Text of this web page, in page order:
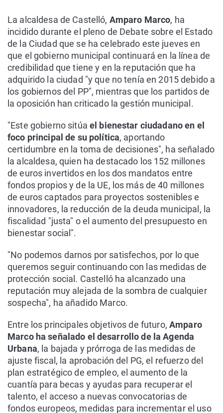
La alcaldesa de Castelló, Amparo Marco, ha
incidido durante el pleno de Debate sobre el Estado
de la Ciudad que se ha celebrado este jueves en
que el gobierno municipal continuará en la línea de
credibilidad que tiene y en la reputación que ha
adquirido la ciudad "y que no tenía en 2015 debido a
los gobiernos del PP", mientras que los partidos de
la oposición han criticado la gestión municipal.
"Este gobierno sitúa el bienestar ciudadano en el
foco principal de su política, aportando
certidumbre en la toma de decisiones", ha señalado
la alcaldesa, quien ha destacado los 152 millones
de euros invertidos en los dos mandatos entre
fondos propios y de la UE, los más de 40 millones
de euros captados para proyectos sostenibles e
innovadores, la reducción de la deuda municipal, la
fiscalidad "justa" o el aumento del presupuesto en
bienestar social".
"No podemos darnos por satisfechos, por lo que
queremos seguir continuando con las medidas de
protección social. Castelló ha alcanzado una
reputación muy alejada de la sombra de cualquier
sospecha", ha añadido Marco.
Entre los principales objetivos de futuro,Amparo
Marco ha señalado el desarrollo de la Agenda
Urbana, la bajada y prórroga de las medidas de
ajuste fiscal, la aprobación del PG, el refuerzo del
plan estratégico de empleo, el aumento de la
cuantía para becas y ayudas para recuperar el
talento, el acceso a nuevas convocatorias de
fondos europeos, medidas para incrementar el uso